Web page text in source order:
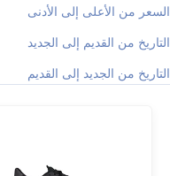
السعر من الأعلى إلى الأدنى
التاريخ من القديم إلى الجديد
التاريخ من الجديد إلى القديم